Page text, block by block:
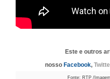
Este e outros
nosso Facebook,
Fonte: RTP /